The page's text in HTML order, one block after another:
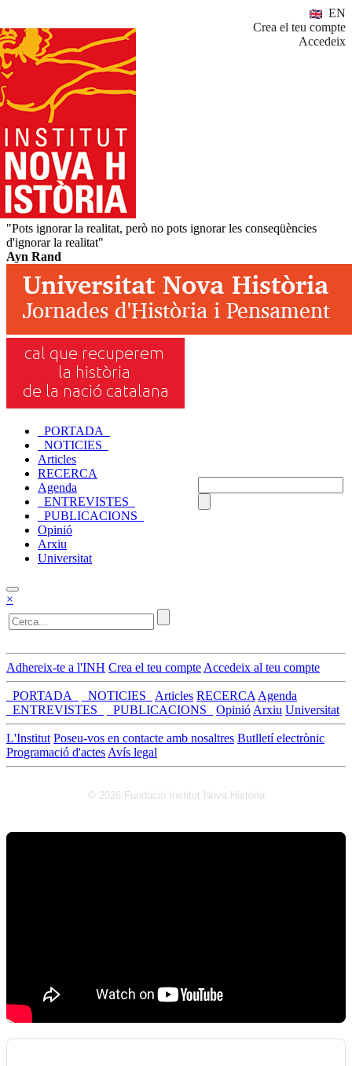
EN
Crea el teu compte
Accedeix
"Pots ignorar la realitat, però no pots ignorar les conseqüències
d'ignorar la realitat"
Ayn Rand
_PORTADA_
_NOTICIES_
Articles
RECERCA
Agenda
_ENTREVISTES_
_PUBLICACIONS_
Opinió
Arxiu
Universitat
×
Adhereix-te a l'INH Crea el teu compte Accedeix al teu compte
_PORTADA_ _NOTICIES_ Articles RECERCA Agenda
_ENTREVISTES_
_PUBLICACIONS_ Opinió Arxiu Universitat
L'Institut Poseu-vos en contacte amb nosaltres Butlletí electrònic
Programació d'actes Avís legal
© 2026 Fundació Institut Nova Història